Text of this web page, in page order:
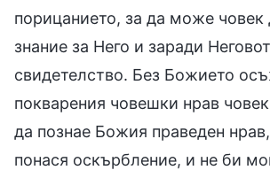
порицанието, за да може човек
знание за Него и заради
свидетелство. Без Божието
покварения човешки нрав
да познае Божия праведен
понася оскърбление, и не би